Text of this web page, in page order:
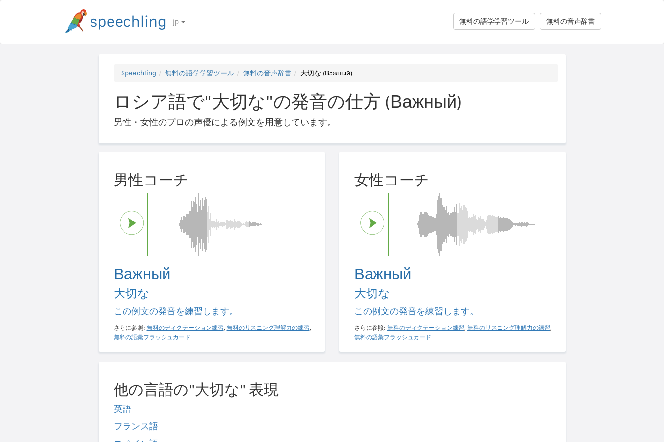
jp 無料の音声辞書
無料の語学学習ツール
Speechling 無料の語学学習ツール 無料の音声辞書 大切な (Важный)
ロシア語で"大切な"の発音の仕方 (Важный)
男性・女性のプロの声優による例文を用意しています。
男性コーチ
Важный
大切な
この例文の発音を練習します。
さらに参照: 無料のディクテーション練習, 無料のリスニング理解力の練習,
無料の語彙フラッシュカード
女性コーチ
Важный
大切な
この例文の発音を練習します。
さらに参照: 無料のディクテーション練習, 無料のリスニング理解力の練習,
無料の語彙フラッシュカード
他の言語の"大切な" 表現
英語
フランス語